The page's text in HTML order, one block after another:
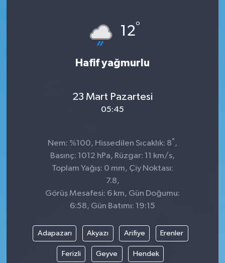
12°
Hafif yağmurlu
23 Mart Pazartesi
05:45
Nem: %100, Hissedilen Sıcaklık: 8° ,
Basınç: 1012 hPa, Rüzgar: 11 km/s,
Toplam Yağış: 0 mm, Çiy Noktası:
7.8,
Görüş Mesafesi: 6 km, Gün Doğumu:
6:58, Gün Batımı: 19:15
Adapazarı Akyazı Arifiye Erenler
Ferizli Geyve Hendek
KURDÎ
Sağlık & Yaşam